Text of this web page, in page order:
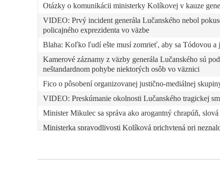
Otázky o komunikácii ministerky Kolíkovej v kauze
VIDEO: Prvý incident generála Lučanského nebol
policajného exprezidenta vo väzbe
Blaha: Koľko ľudí ešte musí zomrieť, aby sa Tódovou a
Kamerové záznamy z väzby generála Lučanského sú
neštandardnom pohybe niektorých osôb vo väznici
Fico o pôsobení organizovanej justično-mediálnej
VIDEO: Preskúmanie okolnosti Lučanského tragickej
Minister Mikulec sa správa ako arogantný chrapúň,
Ministerka spravodlivosti Kolíková prichytená pri